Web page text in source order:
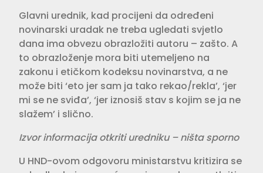
Glavni urednik, kad procijeni da određeni
novinarski uradak ne treba ugledati svjetlo
dana ima obvezu obrazložiti autoru – zašto. A
to obrazloženje mora biti utemeljeno na
zakonu i etičkom kodeksu novinarstva, a ne
može biti ‘eto jer sam ja tako rekao/rekla’, ‘jer
mi se ne sviđa’, ‘jer iznosiš stav s kojim se ja ne
slažem’ i slično.
Izvor informacija otkriti uredniku – ništa sporno
U HND-ovom odgovoru ministarstvu kritizira se